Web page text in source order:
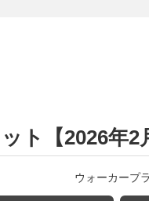
ト【2026年2
ウォーカープ